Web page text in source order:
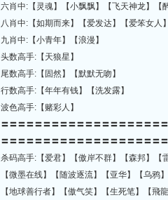
六肖中:【灵魂】【小飘飘】【飞天神龙】【
八肖中:【如期而来】【爱发达】【爱笨女人
九肖中:【小青年】【浪漫】
头数高手:【天狼星】
尾数高手:【固然】【默默无吻】
行数高手:【年年有钱】【洗发露】
波色高手:【赌彩人】
〓〓〓〓〓〓〓〓〓〓〓〓〓〓〓〓〓〓〓
〓〓〓〓〓〓〓〓〓〓〓〓〓〓〓〓〓〓〓
杀码高手:【爱君】【傲岸不群】【森邦】【
【微墨在线】【随波逐流】【亚华】【乌
【地球善行者】【傲气笑】【生死笔】【飛